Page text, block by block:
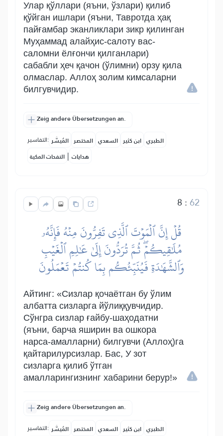
Улар қўллари (яъни, ўзлари) қилиб
қўйган ишлари (яъни, Тавротда ҳақ
пайғамбар эканликлари зикр қилинган
Муҳаммад алайҳис-салоту вас-
саломни ёлғончи қилганлари)
сабабли ҳеч қачон (ўлимни) орзу қила
олмаслар. Аллоҳ золим кимсаларни
билгувчидир.
Zeig andere Übersetzungen an.
التفاسير: المُيسَّر المختصر السعدي ابن كثير الطبري
النفحات المكية | هدايات
8 :62
قُلۡ إِنَّ ٱلۡمَوۡتَ ٱلَّذِي تَفِرُّونَ مِنۡهُ فَإِنَّهُۥ
مُلَٰقِيكُمۡۖ ثُمَّ تُرَدُّونَ إِلَىٰ عَٰلِمِ ٱلۡغَيۡبِ
وَٱلشَّهَٰدَةِ فَيُنَبِّئُكُم بِمَا كُنتُمۡ تَعۡمَلُونَ
Айтинг: «Сизлар қочаётган бу ўлим
албатта сизларга йўлиққувчидир.
Сўнгра сизлар ғайбу-шаҳодатни
(яъни, барча яширин ва ошкора
нарса-амалларни) билгувчи (Аллоҳ)га
қайтарилурсизлар. Бас, У зот
сизларга қилиб ўтган
амалларингизнинг хабарини берур!»
Zeig andere Übersetzungen an.
التفاسير: المُيسَّر المختصر السعدي ابن كثير الطبري